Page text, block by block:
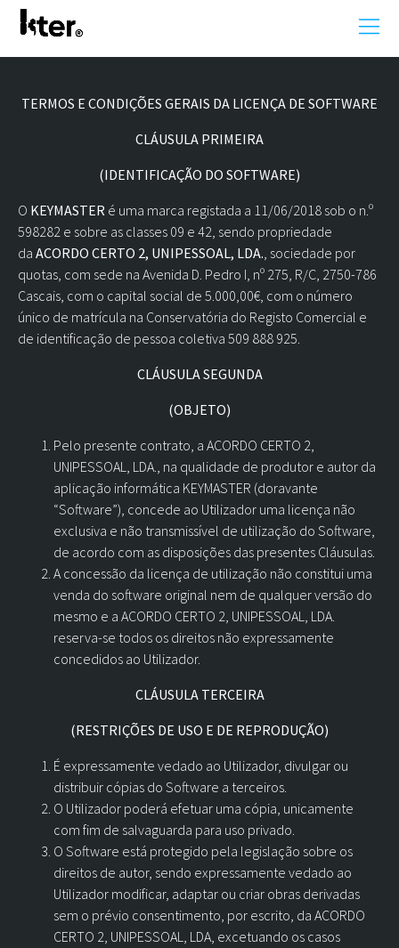
TERMOS E CONDIÇÕES GERAIS DA LICENÇA DE SOFTWARE
CLÁUSULA PRIMEIRA
(IDENTIFICAÇÃO DO SOFTWARE)
O KEYMASTER é uma marca registada a 11/06/2018 sob o n.º
598282 e sobre as classes 09 e 42, sendo propriedade
da ACORDO CERTO 2, UNIPESSOAL, LDA., sociedade por
quotas, com sede na Avenida D. Pedro I, nº 275, R/C, 2750-786
Cascais, com o capital social de 5.000,00€, com o número
único de matrícula na Conservatória do Registo Comercial e
de identificação de pessoa coletiva 509 888 925.
CLÁUSULA SEGUNDA
(OBJETO)
Pelo presente contrato, a ACORDO CERTO 2,
UNIPESSOAL, LDA., na qualidade de produtor e autor da
aplicação informática KEYMASTER (doravante
“Software”), concede ao Utilizador uma licença não
exclusiva e não transmissível de utilização do Software,
de acordo com as disposições das presentes Cláusulas.
A concessão da licença de utilização não constitui uma
venda do software original nem de qualquer versão do
mesmo e a ACORDO CERTO 2, UNIPESSOAL, LDA.
reserva-se todos os direitos não expressamente
concedidos ao Utilizador.
CLÁUSULA TERCEIRA
(RESTRIÇÕES DE USO E DE REPRODUÇÃO)
É expressamente vedado ao Utilizador, divulgar ou
distribuir cópias do Software a terceiros.
O Utilizador poderá efetuar uma cópia, unicamente
com fim de salvaguarda para uso privado.
O Software está protegido pela legislação sobre os
direitos de autor, sendo expressamente vedado ao
Utilizador modificar, adaptar ou criar obras derivadas
sem o prévio consentimento, por escrito, da ACORDO
CERTO 2, UNIPESSOAL, LDA, excetuando os casos